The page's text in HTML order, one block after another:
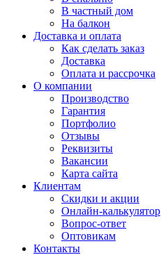
В частный дом
На балкон
Доставка и оплата
Как сделать заказ
Доставка
Оплата и рассрочка
О компании
Производство
Гарантия
Портфолио
Отзывы
Реквизиты
Вакансии
Карта сайта
Клиентам
Скидки и акции
Онлайн-калькулятор
Вопрос-ответ
Оптовикам
Контакты